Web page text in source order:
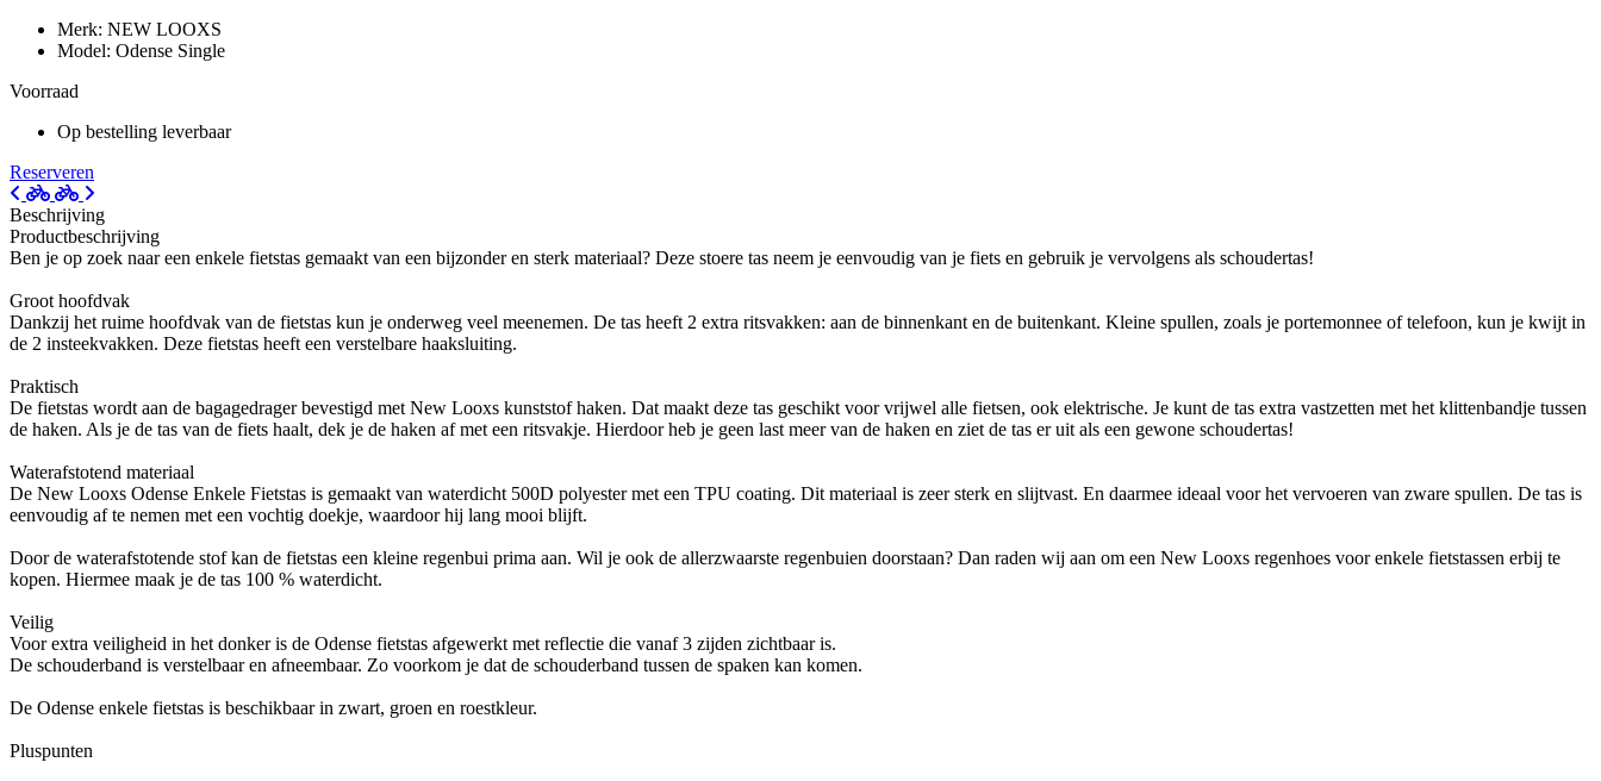
Merk: NEW LOOXS
Model: Odense Single
Voorraad
Op bestelling leverbaar
Reserveren
Beschrijving
Productbeschrijving
Ben je op zoek naar een enkele fietstas gemaakt van een bijzonder en sterk materiaal? Deze stoere tas neem je eenvoudig van je fiets en gebruik je vervolgens als schoudertas!
Groot hoofdvak
Dankzij het ruime hoofdvak van de fietstas kun je onderweg veel meenemen. De tas heeft 2 extra ritsvakken: aan de binnenkant en de buitenkant. Kleine spullen, zoals je portemonnee of telefoon, kun je kwijt in
de 2 insteekvakken. Deze fietstas heeft een verstelbare haaksluiting.
Praktisch
De fietstas wordt aan de bagagedrager bevestigd met New Looxs kunststof haken. Dat maakt deze tas geschikt voor vrijwel alle fietsen, ook elektrische. Je kunt de tas extra vastzetten met het klittenbandje tussen
de haken. Als je de tas van de fiets haalt, dek je de haken af met een ritsvakje. Hierdoor heb je geen last meer van de haken en ziet de tas er uit als een gewone schoudertas!
Waterafstotend materiaal
De New Looxs Odense Enkele Fietstas is gemaakt van waterdicht 500D polyester met een TPU coating. Dit materiaal is zeer sterk en slijtvast. En daarmee ideaal voor het vervoeren van zware spullen. De tas is
eenvoudig af te nemen met een vochtig doekje, waardoor hij lang mooi blijft.
Door de waterafstotende stof kan de fietstas een kleine regenbui prima aan. Wil je ook de allerzwaarste regenbuien doorstaan? Dan raden wij aan om een New Looxs regenhoes voor enkele fietstassen erbij te
kopen. Hiermee maak je de tas 100 % waterdicht.
Veilig
Voor extra veiligheid in het donker is de Odense fietstas afgewerkt met reflectie die vanaf 3 zijden zichtbaar is.
De schouderband is verstelbaar en afneembaar. Zo voorkom je dat de schouderband tussen de spaken kan komen.
De Odense enkele fietstas is beschikbaar in zwart, groen en roestkleur.
Pluspunten